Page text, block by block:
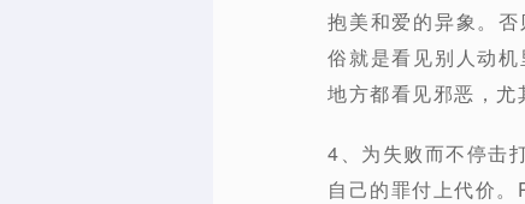
抱美和爱的异象。
俗就是看见别人动
地方都看见邪恶，尤
4、为失败而不停击
自己的罪付上代价。